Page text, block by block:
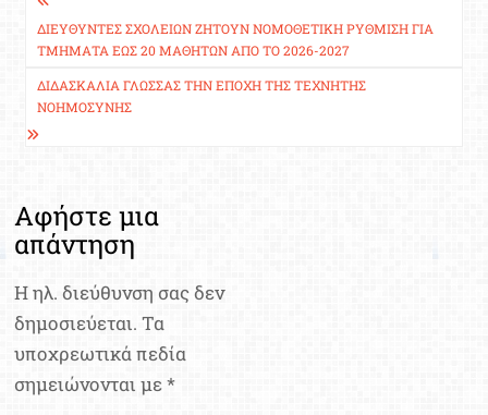
άρθρων
ΔΙΕΥΘΥΝΤΈΣ ΣΧΟΛΕΊΩΝ ΖΗΤΟΎΝ ΝΟΜΟΘΕΤΙΚΉ ΡΎΘΜΙΣΗ ΓΙΑ
ΤΜΉΜΑΤΑ ΈΩΣ 20 ΜΑΘΗΤΏΝ ΑΠΌ ΤΟ 2026-2027
ΔΙΔΑΣΚΑΛΊΑ ΓΛΏΣΣΑΣ ΤΗΝ ΕΠΟΧΉ ΤΗΣ ΤΕΧΝΗΤΉΣ
ΝΟΗΜΟΣΎΝΗΣ
Αφήστε μια
απάντηση
Η ηλ. διεύθυνση σας δεν
δημοσιεύεται. Τα
υποχρεωτικά πεδία
σημειώνονται με*